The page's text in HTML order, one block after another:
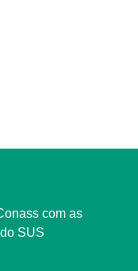
SUS